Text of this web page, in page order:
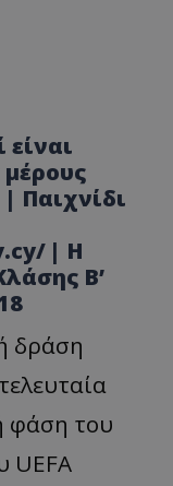
Παιχνίδι
| Η
Β’
δράση
φάση του
UEFA